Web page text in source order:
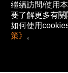
繼續訪問/使用
要了解更多有
如何使用
策》 。